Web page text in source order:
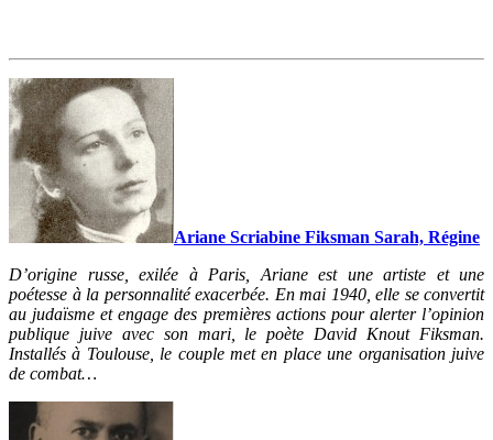
Ariane Scriabine Fiksman Sarah, Régine
D’origine russe, exilée à Paris, Ariane est une artiste et une
poétesse à la personnalité exacerbée. En mai 1940, elle se convertit
au judaïsme et engage des premières actions pour alerter l’opinion
publique juive avec son mari, le poète David Knout Fiksman.
Installés à Toulouse, le couple met en place une organisation juive
de combat…